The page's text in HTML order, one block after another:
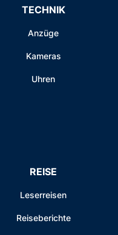
TECHNIK
Anzüge
Kameras
Uhren
REISE
Leserreisen
Reiseberichte